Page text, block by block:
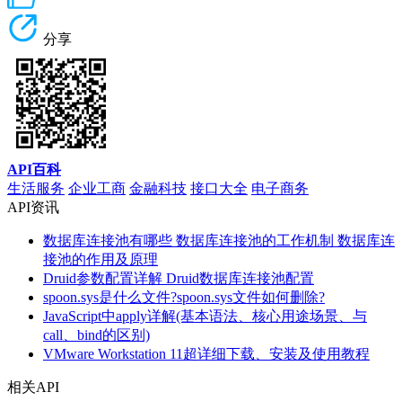
分享
API百科
生活服务 企业工商 金融科技 接口大全 电子商务
API资讯
数据库连接池有哪些 数据库连接池的工作机制 数据库连
接池的作用及原理
Druid参数配置详解 Druid数据库连接池配置
spoon.sys是什么文件?spoon.sys文件如何删除?
JavaScript中apply详解(基本语法、核心用途场景、与
call、bind的区别)
VMware Workstation 11超详细下载、安装及使用教程
相关API